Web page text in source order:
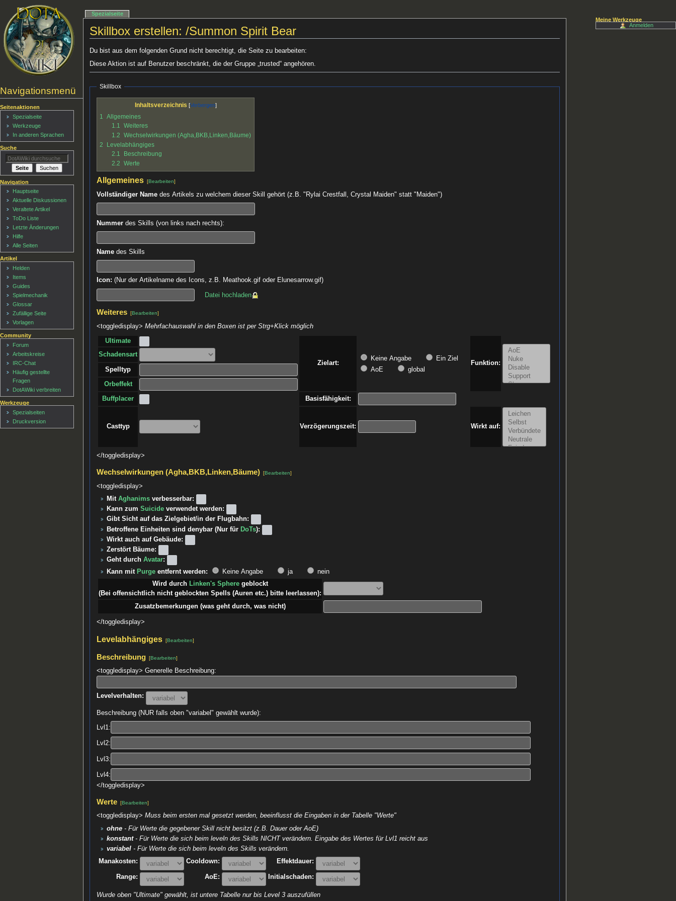
Skillbox erstellen: /Summon Spirit Bear
Du bist aus dem folgenden Grund nicht berechtigt, die Seite zu bearbeiten:
Diese Aktion ist auf Benutzer beschränkt, die der Gruppe „trusted“ angehören.
Skillbox
Inhaltsverzeichnis
1
Allgemeines
1.1
Weiteres
1.2 Wechselwirkungen (Agha,BKB,Linken,Bäume)
2
Levelabhängiges
2.1
Beschreibung
2.2 Werte
Allgemeines [Bearbeiten]
Vollständiger Name des Artikels zu welchem dieser Skill gehört (z.B. "Rylai Crestfall, Crystal Maiden" statt "Maiden")
Nummer des Skills (von links nach rechts):
Name des Skills
Icon: (Nur der Artikelname des Icons, z.B. Meathook.gif oder Elunesarrow.gif)
Datei hochladen
Weiteres [Bearbeiten]
<toggledisplay>Mehrfachauswahl in den Boxen ist per Strg+Klick möglich
Ultimate
Zielart:
Keine Angabe
Ein Ziel
AoE
global
Funktion:
Schadensart
Spelltyp
Orbeffekt
Buffplacer Basisfähigkeit:
Casttyp Verzögerungszeit: Wirkt auf:
</toggledisplay>
Wechselwirkungen (Agha,BKB,Linken,Bäume) [Bearbeiten]
<toggledisplay>
MitAghanims verbesserbar:
Kann zumSuicide verwendet werden:
Gibt Sicht auf das Zielgebiet/in der Flugbahn:
Betroffene Einheiten sind denybar (Nur für DoTs):
Wirkt auch auf Gebäude:
Zerstört Bäume:
Geht durchAvatar:
Kann mit Purge entfernt werden: Keine Angabe ja
nein
Wird durch Linken's Spheregeblockt
(Bei offensichtlich nicht geblockten Spells (Auren etc.) bitte leerlassen):
Zusatzbemerkungen (was geht durch, was nicht)
</toggledisplay>
Levelabhängiges [Bearbeiten]
Beschreibung [Bearbeiten]
<toggledisplay> Generelle Beschreibung:
Levelverhalten:
Beschreibung (NUR falls oben "variabel" gewählt wurde):
Lvl1:
Lvl2:
Lvl3:
Lvl4:
</toggledisplay>
Werte [Bearbeiten]
<toggledisplay>Muss beim ersten mal gesetzt werden, beeinflusst die Eingaben in der Tabelle "Werte"
ohne - Für Werte die gegebener Skill nicht besitzt (z.B. Dauer oder AoE)
konstant- Für Werte die sich beim leveln des Skills NICHT verändern. Eingabe des Wertes für Lvl1 reicht aus
variabel - Für Werte die sich beim leveln des Skills verändern.
Manakosten:
Cooldown: Effektdauer:
Range: AoE: Initialschaden:
Wurde oben "Ultimate" gewählt, ist untere Tabelle nur bis Level 3 auszufüllen
Navigationsmenü
Spezialseite
Seitenaktionen
Spezialseite
Werkzeuge
In anderen Sprachen
Meine Werkzeuge
Anmelden
Suche
Navigation
Hauptseite
Aktuelle Diskussionen
Veraltete Artikel
ToDo Liste
Letzte Änderungen
Hilfe
Alle Seiten
Artikel
Helden
Items
Guides
Spielmechanik
Glossar
Zufällige Seite
Vorlagen
Community
Forum
Arbeitskreise
IRC-Chat
Häufig gestellte
Fragen
DotAWiki verbreiten
Werkzeuge
Spezialseiten
Druckversion